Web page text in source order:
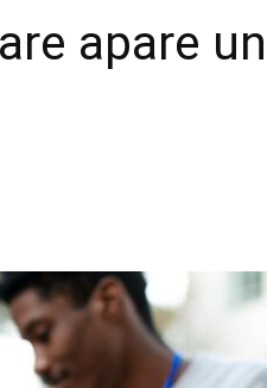
apare un